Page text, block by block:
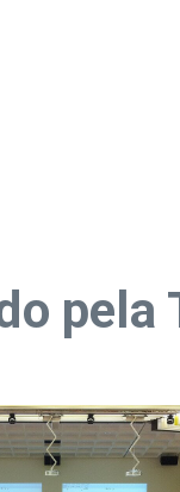
pela